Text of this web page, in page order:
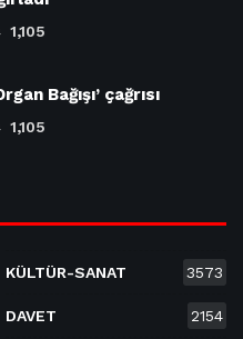
1,105
Bağışı’ çağrısı
1,105
KÜLTÜR-SANAT 3573
DAVET 2154